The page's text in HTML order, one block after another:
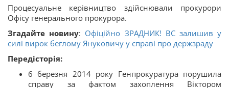
Процесуальне керівництво здійснювали прокурори
Офісу генерального прокурора.
Згадайте новину: Офіційно ЗРАДНИК! ВС залишив у
силі вирок беглому Януковичу у справі про держзраду
Передісторія:
6 березня 2014 року Генпрокуратура порушила
справу за фактом захоплення Віктором